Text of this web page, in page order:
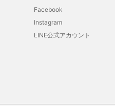
Facebook
Instagram
LINE公式アカウント